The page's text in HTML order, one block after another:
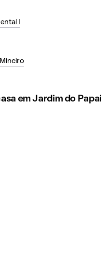
I
em Jardim do Papai